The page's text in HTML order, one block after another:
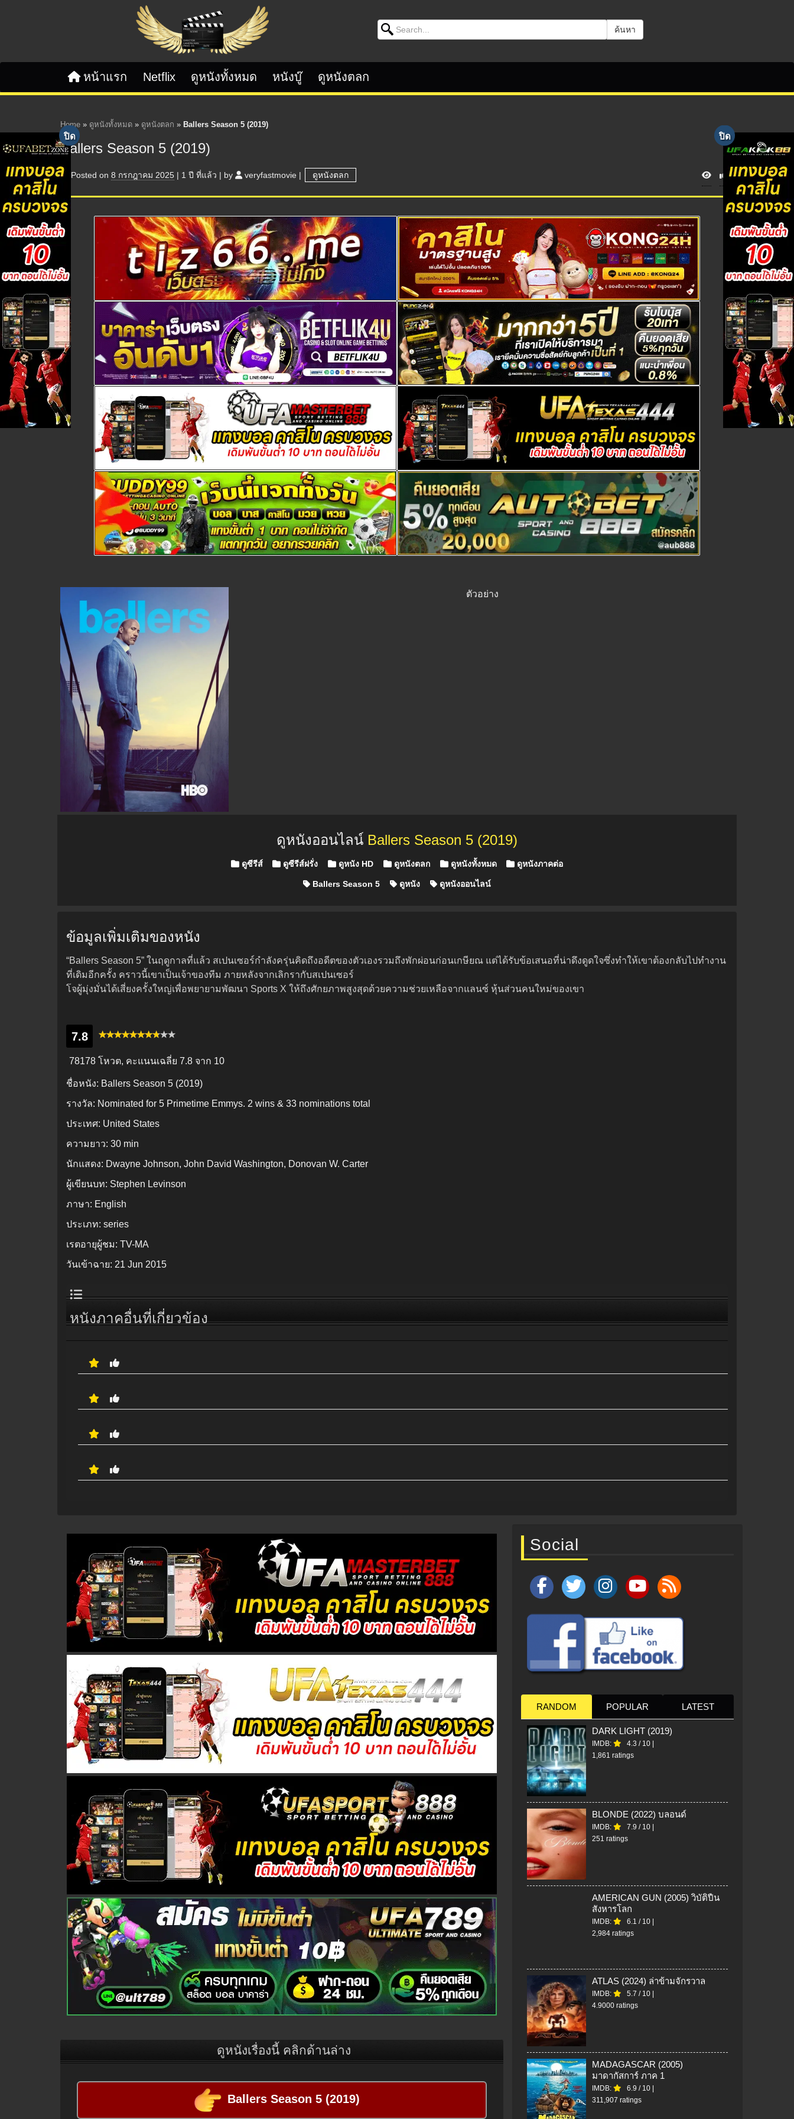
Search for: ค้นหา
หน้าแรก Netflix ดูหนังทั้งหมด หนังบู๊ ดูหนังตลก
Home » ดูหนังทั้งหมด » ดูหนังตลก » Ballers Season 5 (2019)
Ballers Season 5 (2019)
Posted on 8 กรกฎาคม 2025 | 1 ปี ที่แล้ว | by veryfastmovie | ดูหนังตลก V
i
ตัวอย่าง
ดูหนังออนไลน์ Ballers Season 5 (2019)
Posted in
ดูซีรีส์ ดูซีรีส์ฝรั่ง ดูหนัง HD ดูหนังตลก ดูหนังทั้งหมด ดูหนังภาคต่อ
Ballers Season 5 ดูหนัง ดูหนังออนไลน์
ข้อมูลเพิ่มเติมของหนัง
“Ballers Season 5” ในฤดูกาลที่แล้ว สเปนเซอร์กำลังครุ่นคิดถึงอดีตของตัวเองรวมถึงพักผ่อนก่อนเกษียณ แต่ได้รับข้อเสนอที่น่าดึงดูดใจซึ่งทำให้เขาต้องกลับไปทำงาน
ที่เดิมอีกครั้ง คราวนี้เขาเป็นเจ้าของทีม ภายหลังจากเลิกรากับสเปนเซอร์
โจผู้มุ่งมั่นได้เสี่ยงครั้งใหญ่เพื่อพยายามพัฒนา Sports X ให้ถึงศักยภาพสูงสุดด้วยความช่วยเหลือจากแลนซ์ หุ้นส่วนคนใหม่ของเขา
7.8
78178 โหวต, คะแนนเฉลี่ย 7.8 จาก 10
ชื่อหนัง: Ballers Season 5 (2019)
รางวัล: Nominated for 5 Primetime Emmys. 2 wins & 33 nominations total
ประเทศ: United States
ความยาว: 30 min
นักแสดง: Dwayne Johnson, John David Washington, Donovan W. Carter
ผู้เขียนบท: Stephen Levinson
ภาษา: English
ประเภท: series
เรตอายุผู้ชม: TV-MA
วันเข้าฉาย: 21 Jun 2015
หนังภาคอื่นที่เกี่ยวข้อง
ดูหนังเรื่องนี้ คลิกด้านล่าง
Ballers Season 5 (2019)
Social
RANDOM POPULAR LATEST
DARK LIGHT (2019)
IMDB: 4.3 / 10
1,861 ratings
BLONDE (2022) บลอนด์
IMDB: 7.9 / 10
251 ratings
AMERICAN GUN (2005) วิบัติปืน
สังหารโลก
IMDB: 6.1 / 10
2,984 ratings
ATLAS (2024) ล่าข้ามจักรวาล
IMDB: 5.7 / 10
4.9000 ratings
MADAGASCAR (2005)
มาดากัสการ์ ภาค 1
IMDB: 6.9 / 10
311,907 ratings